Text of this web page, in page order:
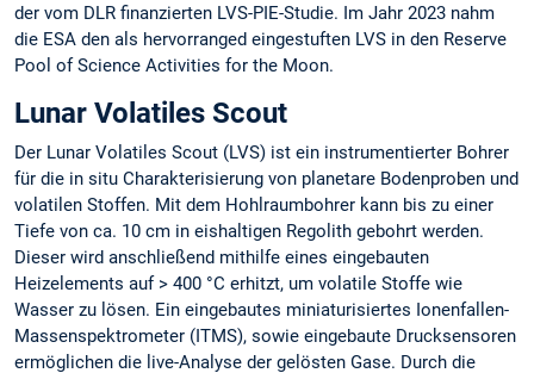
der vom DLR finanzierten LVS-PIE-Studie. Im Jahr 2023 nahm
die ESA den als hervorranged eingestuften LVS in den Reserve
Pool of Science Activities for the Moon.
Lunar Volatiles Scout
Der Lunar Volatiles Scout (LVS) ist ein instrumentierter Bohrer
für die in situ Charakterisierung von planetare Bodenproben und
volatilen Stoffen. Mit dem Hohlraumbohrer kann bis zu einer
Tiefe von ca. 10 cm in eishaltigen Regolith gebohrt werden.
Dieser wird anschließend mithilfe eines eingebauten
Heizelements auf > 400 °C erhitzt, um volatile Stoffe wie
Wasser zu lösen. Ein eingebautes miniaturisiertes Ionenfallen-
Massenspektrometer (ITMS), sowie eingebaute Drucksensoren
ermöglichen die live-Analyse der gelösten Gase. Durch die